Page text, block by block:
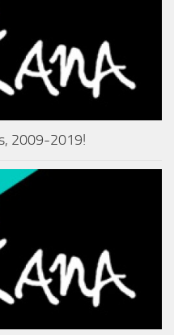
2009-2019!